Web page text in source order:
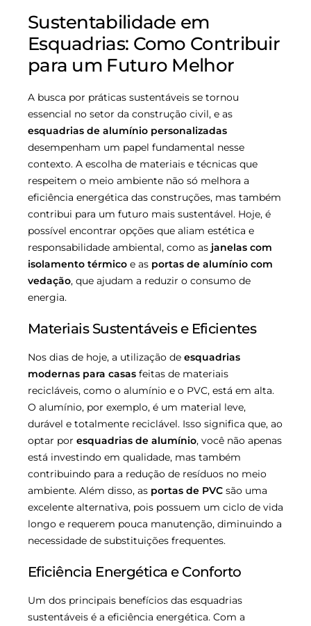
Sustentabilidade em
Esquadrias: Como Contribuir
para um Futuro Melhor
A busca por práticas sustentáveis se tornou
essencial no setor da construção civil, e as
esquadrias de alumínio personalizadas
desempenham um papel fundamental nesse
contexto. A escolha de materiais e técnicas que
respeitem o meio ambiente não só melhora a
eficiência energética das construções, mas também
contribui para um futuro mais sustentável. Hoje, é
possível encontrar opções que aliam estética e
responsabilidade ambiental, como as janelas com
isolamento térmico e as portas de alumínio com
vedação, que ajudam a reduzir o consumo de
energia.
Materiais Sustentáveis e Eficientes
Nos dias de hoje, a utilização de esquadrias
modernas para casas feitas de materiais
recicláveis, como o alumínio e o PVC, está em alta.
O alumínio, por exemplo, é um material leve,
durável e totalmente reciclável. Isso significa que, ao
optar por esquadrias de alumínio, você não apenas
está investindo em qualidade, mas também
contribuindo para a redução de resíduos no meio
ambiente. Além disso, as portas de PVC são uma
excelente alternativa, pois possuem um ciclo de vida
longo e requerem pouca manutenção, diminuindo a
necessidade de substituições frequentes.
Eficiência Energética e Conforto
Um dos principais benefícios das esquadrias
sustentáveis é a eficiência energética. Com a